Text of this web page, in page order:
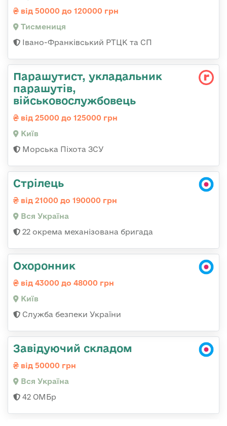
від 50000 до 120000 грн
Тисмениця
Івано-Франківський РТЦК та СП
Парашутист, укладальник
парашутів,
військовослужбовець
від 25000 до 125000 грн
Київ
Морська Піхота ЗСУ
Стрілець
від 21000 до 190000 грн
Вся Україна
22 окрема механізована бригада
Охоронник
від 43000 до 48000 грн
Київ
Служба безпеки України
Завідуючий складом
від 50000 грн
Вся Україна
42 ОМБр